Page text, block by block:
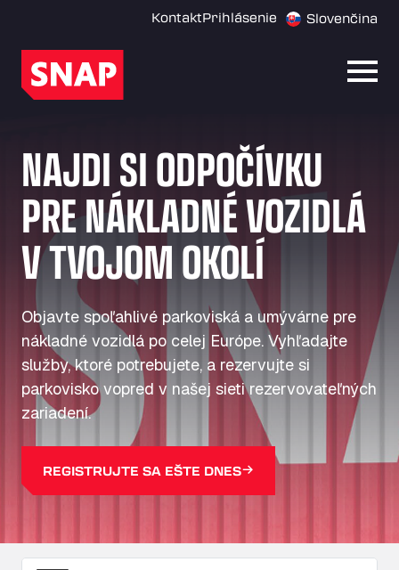
KontaktPrihlásenie Slovenčina
NAJDI SI ODPOČÍVKU
PRE NÁKLADNÉ VOZIDLÁ
V TVOJOM OKOLÍ
Objavte spoľahlivé parkoviská a umývárne pre
nákladné vozidlá po celej Európe. Vyhľadajte
služby, ktoré potrebujete, a rezervujte si
parkovisko vopred v našej sieti rezervovateľných
zariadení.
REGISTRUJTE SA EŠTE DNES